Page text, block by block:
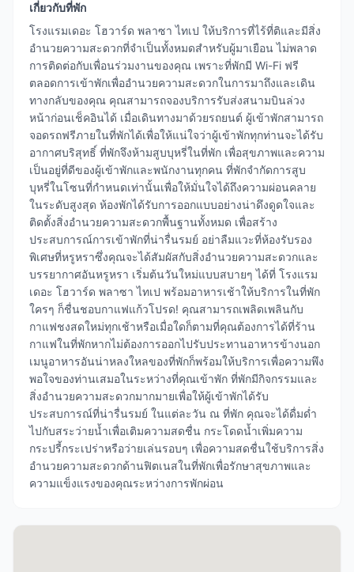
เกี่ยวกับที่พัก
โรงแรมเดอะ โฮวาร์ด พลาซา ไทเป ให้บริการที่ไร้ที่ติและมีสิ่ง
อำนวยความสะดวกที่จำเป็นทั้งหมดสำหรับผู้มาเยือน ไม่พลาด
การติดต่อกับเพื่อนร่วมงานของคุณ เพราะที่พักมี Wi-Fi ฟรี
ตลอดการเข้าพักเพื่ออำนวยความสะดวกในการมาถึงและเดิน
ทางกลับของคุณ คุณสามารถจองบริการรับส่งสนามบินล่วง
หน้าก่อนเช็คอินได้ เมื่อเดินทางมาด้วยรถยนต์ ผู้เข้าพักสามารถ
จอดรถฟรีภายในที่พักได้เพื่อให้แน่ใจว่าผู้เข้าพักทุกท่านจะได้รับ
อากาศบริสุทธิ์ ที่พักจึงห้ามสูบบุหรี่ในที่พัก เพื่อสุขภาพและความ
เป็นอยู่ที่ดีของผู้เข้าพักและพนักงานทุกคน ที่พักจำกัดการสูบ
บุหรี่ในโซนที่กำหนดเท่านั้นเพื่อให้มั่นใจได้ถึงความผ่อนคลาย
ในระดับสูงสุด ห้องพักได้รับการออกแบบอย่างน่าดึงดูดใจและ
ติดตั้งสิ่งอำนวยความสะดวกพื้นฐานทั้งหมด เพื่อสร้าง
ประสบการณ์การเข้าพักที่น่ารื่นรมย์ อย่าลืมแวะที่ห้องรับรอง
พิเศษที่หรูหราซึ่งคุณจะได้สัมผัสกับสิ่งอำนวยความสะดวกและ
บรรยากาศอันหรูหรา เริ่มต้นวันใหม่แบบสบายๆ ได้ที่ โรงแรม
เดอะ โฮวาร์ด พลาซา ไทเป พร้อมอาหารเช้าให้บริการในที่พัก
ใครๆ ก็ชื่นชอบกาแฟแก้วโปรด! คุณสามารถเพลิดเพลินกับ
กาแฟชงสดใหม่ทุกเช้าหรือเมื่อใดก็ตามที่คุณต้องการได้ที่ร้าน
กาแฟในที่พักหากไม่ต้องการออกไปรับประทานอาหารข้างนอก
เมนูอาหารอันน่าหลงใหลของที่พักก็พร้อมให้บริการเพื่อความพึง
พอใจของท่านเสมอในระหว่างที่คุณเข้าพัก ที่พักมีกิจกรรมและ
สิ่งอำนวยความสะดวกมากมายเพื่อให้ผู้เข้าพักได้รับ
ประสบการณ์ที่น่ารื่นรมย์ ในแต่ละวัน ณ ที่พัก คุณจะได้ดื่มด่ำ
ไปกับสระว่ายน้ำเพื่อเติมความสดชื่น กระโดดน้ำเพิ่มความ
กระปรี้กระเปร่าหรือว่ายเล่นรอบๆ เพื่อความสดชื่นใช้บริการสิ่ง
อำนวยความสะดวกด้านฟิตเนสในที่พักเพื่อรักษาสุขภาพและ
ความแข็งแรงของคุณระหว่างการพักผ่อน